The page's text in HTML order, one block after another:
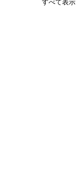
すべて表示